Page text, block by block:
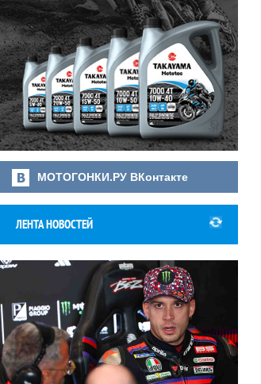
МОТОГОНКИ.РУ ВКонтакте
ЛЕНТА НОВОСТЕЙ